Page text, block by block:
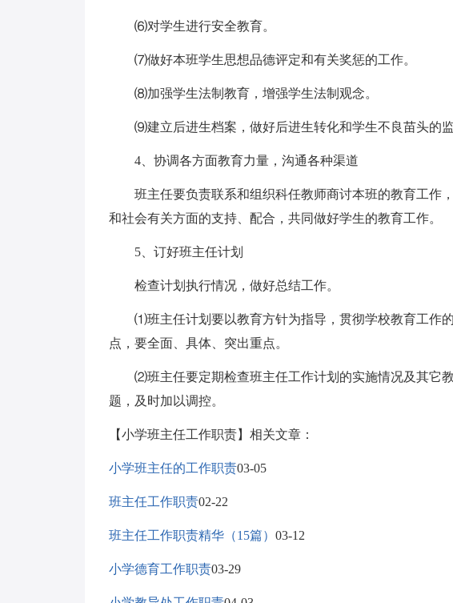
⑹对学生进行安全教育。
⑺做好本班学生思想品德评定和有关奖惩的工作。
⑻加强学生法制教育，增强学生法制观念。
⑼建立后进生档案，做好后进生转化和学生不良苗头的监
4、协调各方面教育力量，沟通各种渠道
班主任要负责联系和组织科任教师商讨本班的教育工作
和社会有关方面的支持、配合，共同做好学生的教育工作。
5、订好班主任计划
检查计划执行情况，做好总结工作。
⑴班主任计划要以教育方针为指导，贯彻学校教育工作的
点，要全面、具体、突出重点。
⑵班主任要定期检查班主任工作计划的实施情况及其它教
题，及时加以调控。
【小学班主任工作职责】相关文章：
小学班主任的工作职责03-05
班主任工作职责02-22
班主任工作职责精华（15篇） 03-12
小学德育工作职责03-29